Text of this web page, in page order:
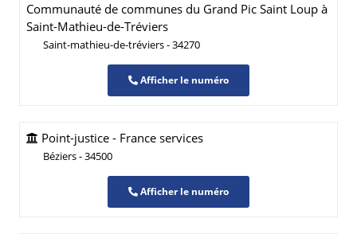
Communauté de communes du Grand Pic Saint Loup à
Saint-Mathieu-de-Tréviers
Saint-mathieu-de-tréviers - 34270
Afficher le numéro
Point-justice - France services
Béziers - 34500
Afficher le numéro